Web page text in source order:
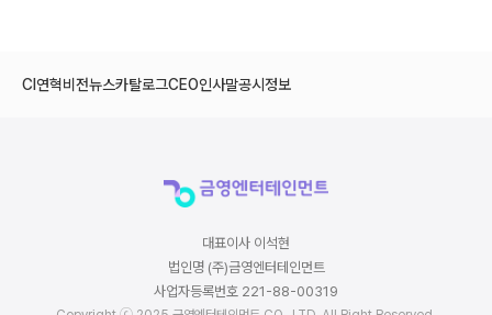
CI 연혁비전뉴스카탈로그CEO인사말공시정보
대표이사 이석현
법인명 (주)금영엔터테인먼트
사업자등록번호 221-88-00319